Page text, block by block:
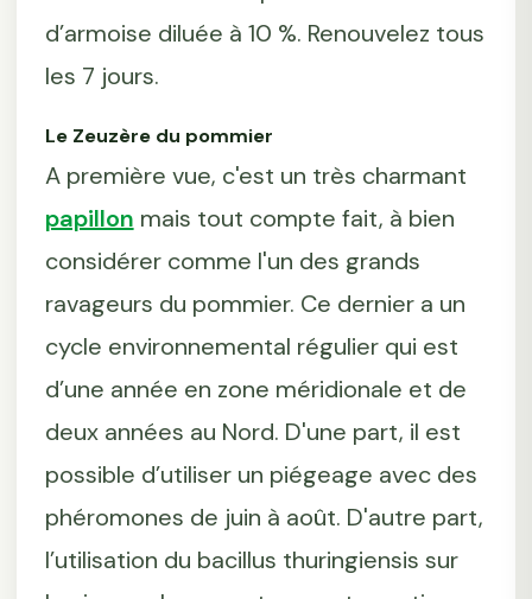
d’armoise diluée à 10 %. Renouvelez tous
les 7 jours.
Le Zeuzère du pommier
A première vue, c'est un très charmant
papillon mais tout compte fait, à bien
considérer comme l'un des grands
ravageurs du pommier. Ce dernier a un
cycle environnemental régulier qui est
d’une année en zone méridionale et de
deux années au Nord. D'une part, il est
possible d’utiliser un piégeage avec des
phéromones de juin à août. D'autre part,
l’utilisation du bacillus thuringiensis sur